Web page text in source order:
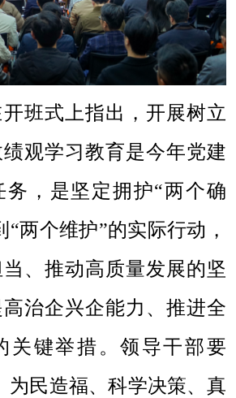
式上指出，开展树立
观学习教育是今年党建
务，是坚定拥护“两个确
“两个维护”的实际行动，
、推动高质量发展的坚
治企兴企能力、推进全
关键举措。领导干部要
为民造福、科学决策、真